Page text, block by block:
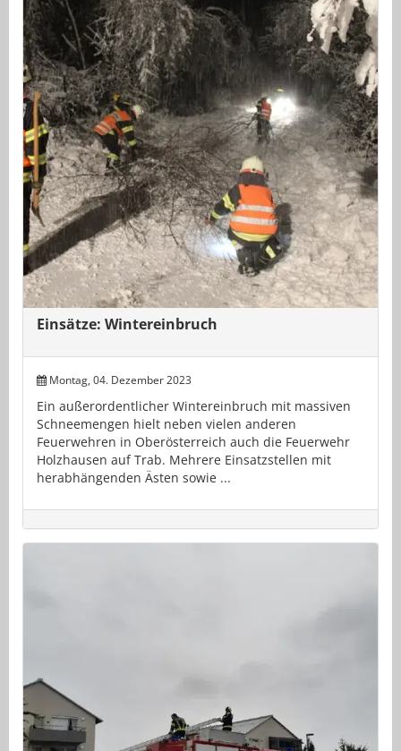
Einsätze: Wintereinbruch
Montag, 04. Dezember 2023
Ein außerordentlicher Wintereinbruch mit massiven
Schneemengen hielt neben vielen anderen
Feuerwehren in Oberösterreich auch die Feuerwehr
Holzhausen auf Trab. Mehrere Einsatzstellen mit
herabhängenden Ästen sowie ...